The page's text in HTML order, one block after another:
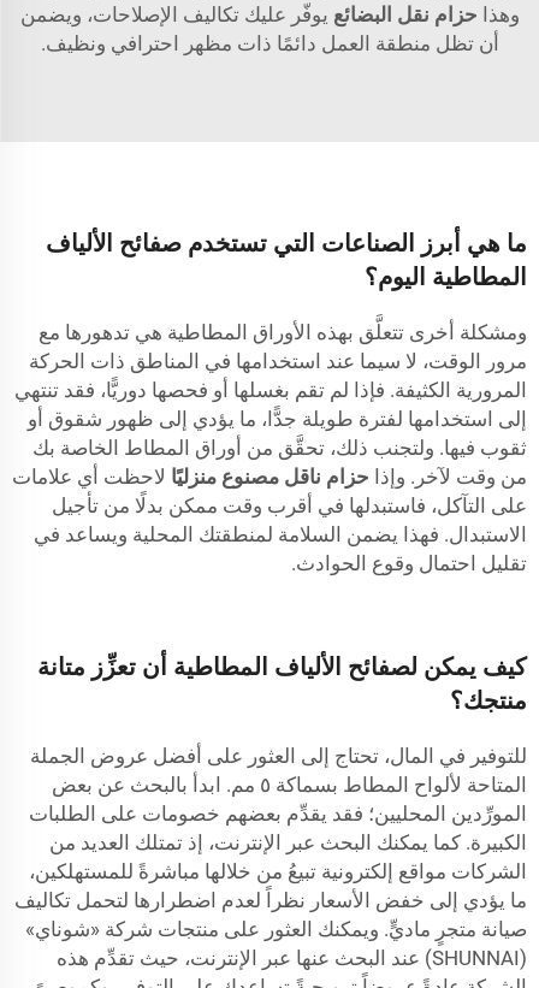
وهذا حزام نقل البضائع يوفّر عليك تكاليف الإصلاحات، ويضمن
أن تظل منطقة العمل دائمًا ذات مظهر احترافي ونظيف.
ما هي أبرز الصناعات التي تستخدم صفائح الألياف
المطاطية اليوم؟
ومشكلة أخرى تتعلَّق بهذه الأوراق المطاطية هي تدهورها مع
مرور الوقت، لا سيما عند استخدامها في المناطق ذات الحركة
المرورية الكثيفة. فإذا لم تقم بغسلها أو فحصها دوريًّا، فقد تنتهي
إلى استخدامها لفترة طويلة جدًّا، ما يؤدي إلى ظهور شقوق أو
ثقوب فيها. ولتجنب ذلك، تحقَّق من أوراق المطاط الخاصة بك
من وقت لآخر. وإذا حزام ناقل مصنوع منزليًا لاحظت أي علامات
على التآكل، فاستبدلها في أقرب وقت ممكن بدلًا من تأجيل
الاستبدال. فهذا يضمن السلامة لمنطقتك المحلية ويساعد في
تقليل احتمال وقوع الحوادث.
كيف يمكن لصفائح الألياف المطاطية أن تعزِّز متانة
منتجك؟
للتوفير في المال، تحتاج إلى العثور على أفضل عروض الجملة
المتاحة لألواح المطاط بسماكة ٥ مم. ابدأ بالبحث عن بعض
المورِّدين المحليين؛ فقد يقدِّم بعضهم خصومات على الطلبات
الكبيرة. كما يمكنك البحث عبر الإنترنت، إذ تمتلك العديد من
الشركات مواقع إلكترونية تبيعُ من خلالها مباشرةً للمستهلكين،
ما يؤدي إلى خفض الأسعار نظراً لعدم اضطرارها لتحمل تكاليف
صيانة متجرٍ ماديٍّ. ويمكنك العثور على منتجات شركة «شوناي»
(SHUNNAI) عند البحث عنها عبر الإنترنت، حيث تقدِّم هذه